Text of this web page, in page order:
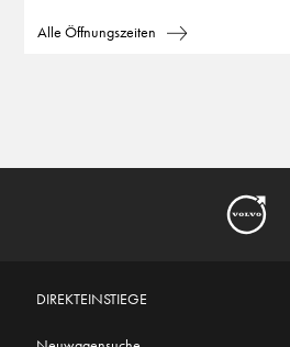
Alle Öffnungszeiten
DIREKTEINSTIEGE